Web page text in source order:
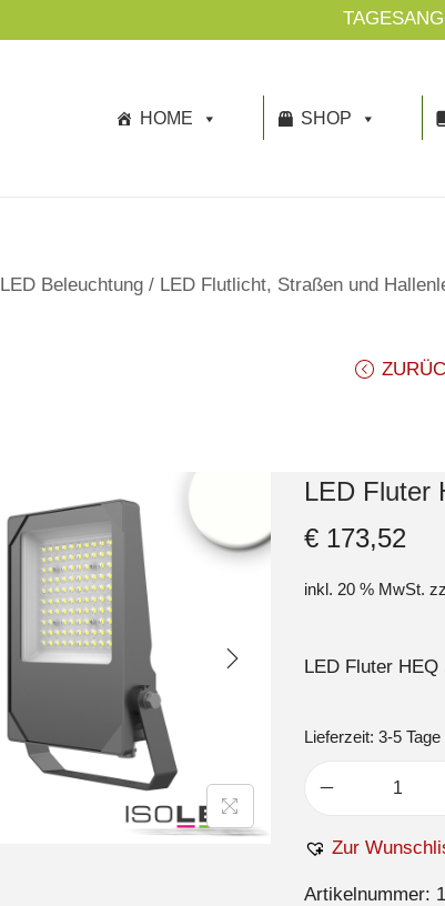
HOME SHOP
LED Beleuchtung / LED Flutlicht, Straßen und
LED Fluter
€173,52
inkl. 20 % MwSt.
LED Fluter HEQ
Lieferzeit: 3-5 Tage
Zur
Artikelnummer: